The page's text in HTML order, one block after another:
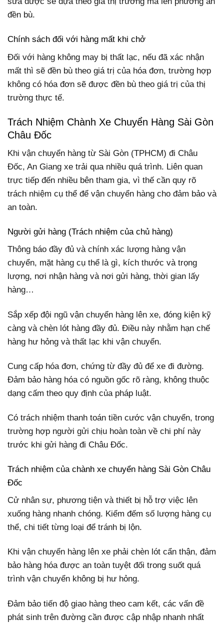
đền bù.
Chính sách đối với hàng mất khi chở
Đối với hàng không may bị thất lạc, nếu đã xác nhận
mất thì sẽ đền bù theo giá trị của hóa đơn, trường hợp
không có hóa đơn sẽ được đền bù theo giá trị của thị
trường thực tế.
Trách Nhiệm Chành Xe Chuyển Hàng Sài Gòn
Châu Đốc
Khi vận chuyển hàng từ Sài Gòn (TPHCM) đi Châu
Đốc, An Giang xe trải qua nhiều quá trình. Liên quan
trực tiếp đến nhiều bên tham gia, vì thế cần quy rõ
trách nhiệm cụ thể để vận chuyển hàng cho đảm bảo và
an toàn.
Người gửi hàng (Trách nhiệm của chủ hàng)
Thông báo đầy đủ và chính xác lượng hàng vận
chuyển, mặt hàng cụ thể là gì, kích thước và trọng
lượng, nơi nhận hàng và nơi gửi hàng, thời gian lấy
hàng…
Sắp xếp đội ngũ vận chuyển hàng lên xe, đóng kiện kỹ
càng và chèn lót hàng đầy đủ. Điều này nhằm hạn chế
hàng hư hỏng và thất lạc khi vận chuyển.
Cung cấp hóa đơn, chứng từ đầy đủ để xe đi đường.
Đảm bảo hàng hóa có nguồn gốc rõ ràng, không thuộc
dạng cấm theo quy định của pháp luật.
Có trách nhiệm thanh toán tiền cước vận chuyển, trong
trường hợp người gửi chịu hoàn toàn về chi phí này
trước khi gửi hàng đi Châu Đốc.
Trách nhiệm của chành xe chuyển hàng Sài Gòn Châu
Đốc
Cử nhân sự, phương tiện và thiết bị hỗ trợ việc lên
xuống hàng nhanh chóng. Kiểm đếm số lượng hàng cụ
thể, chi tiết từng loại để tránh bị lộn.
Khi vận chuyển hàng lên xe phải chèn lót cẩn thận, đảm
bảo hàng hóa được an toàn tuyệt đối trong suốt quá
trình vận chuyển không bị hư hỏng.
Đảm bảo tiến độ giao hàng theo cam kết, các vấn đề
phát sinh trên đường cần được cập nhập nhanh nhất